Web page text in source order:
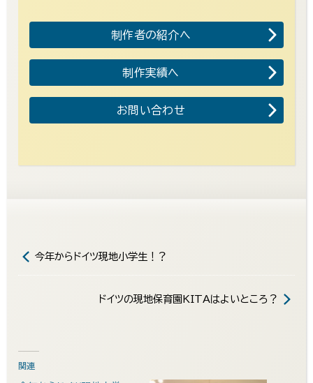
制作者の紹介へ
制作実績へ
お問い合わせ
今年からドイツ現地小学生！？
ドイツの現地保育園KITAはよいところ？
関連